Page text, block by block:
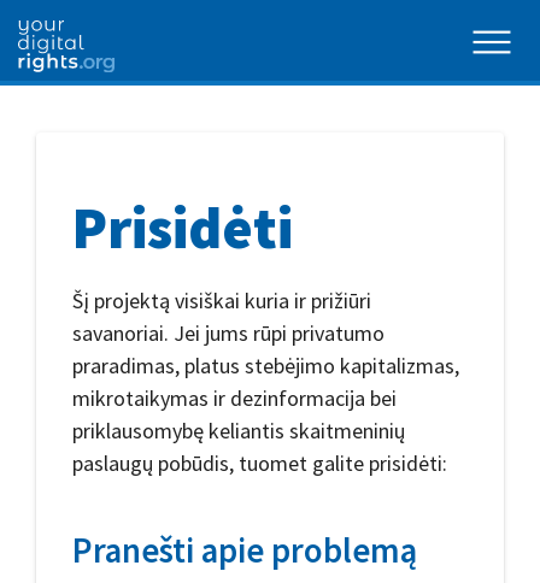
Prisidėti
Šį projektą visiškai kuria ir prižiūri
savanoriai. Jei jums rūpi privatumo
praradimas, platus stebėjimo kapitalizmas,
mikrotaikymas ir dezinformacija bei
priklausomybę keliantis skaitmeninių
paslaugų pobūdis, tuomet galite prisidėti:
Pranešti apie problemą